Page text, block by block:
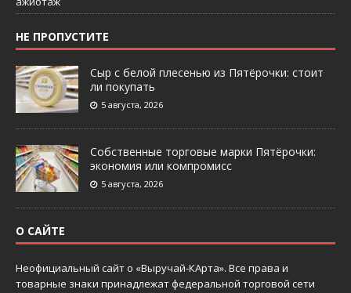
НЕ ПРОПУСТИТЕ
Сыр с белой плесенью из Пятёрочки: стоит
ли покупать
5 августа, 2026
Собственные торговые марки Пятёрочки:
экономия или компромисс
5 августа, 2026
О САЙТЕ
Неофициальный сайт о «Выручай-КАрта». Все права и
товарные знаки принадлежат федеральной торговой сети